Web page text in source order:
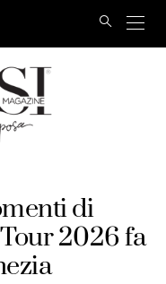
di
2026 fa